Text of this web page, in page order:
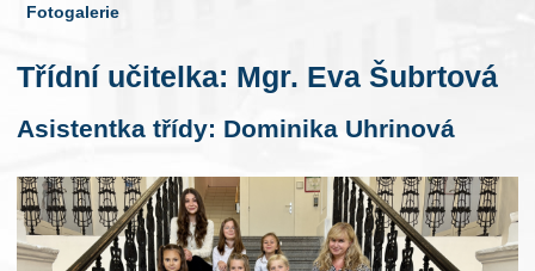
Fotogalerie
Třídní učitelka: Mgr. Eva Šubrtová
Asistentka třídy: Dominika Uhrinová